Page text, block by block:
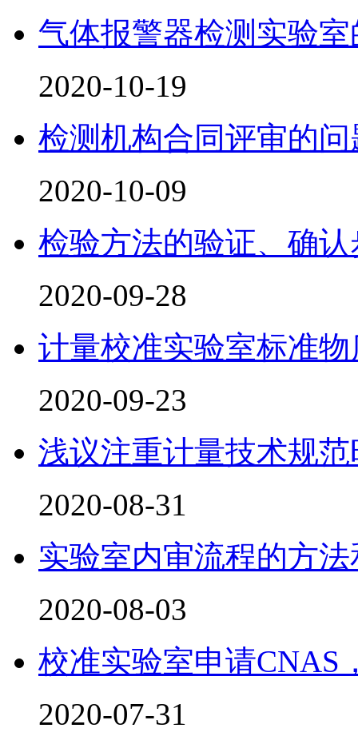
气体报警器检测实验
2020-10-19
检测机构合同评审的
2020-10-09
检验方法的验证、确
2020-09-28
计量校准实验室标准
2020-09-23
浅议注重计量技术规
2020-08-31
实验室内审流程的方
2020-08-03
校准实验室申请CNAS
2020-07-31